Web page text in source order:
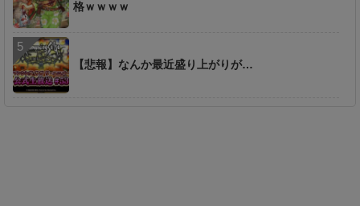
格ｗｗｗｗ
【悲報】なんか最近盛り上がりが…